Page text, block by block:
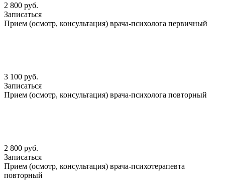
2 800 руб.
Записаться
Прием (осмотр, консультация) врача-психолога первичный
3 100 руб.
Записаться
Прием (осмотр, консультация) врача-психолога повторный
2 800 руб.
Записаться
Прием (осмотр, консультация) врача-психотерапевта
повторный